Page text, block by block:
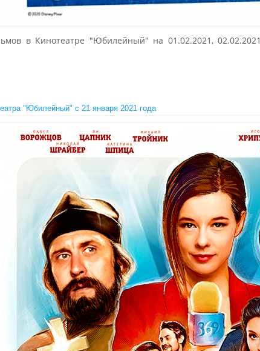
в Кинотеатре "Юбилейный" на 01.02.2021,
"Юбилейный" c 21 января 2021 года